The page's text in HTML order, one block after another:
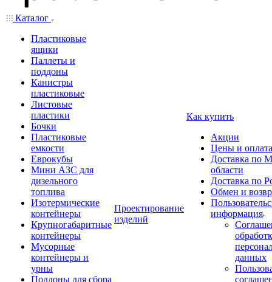
Каталог
Пластиковые
ящики
Паллеты и
поддоны
Канистры
пластиковые
Листовые
пластики
Бочки
Пластиковые
емкости
Еврокубы
Мини АЗС для
дизельного
топлива
Изотермические
контейнеры
Крупногабаритные
контейнеры
Мусорные
контейнеры и
урны
Поддоны для сбора
Проектирование
изделий
Как купить
Акции
Цены и оплата
Доставка по
области
Доставка по
Обмен и
информация
данных